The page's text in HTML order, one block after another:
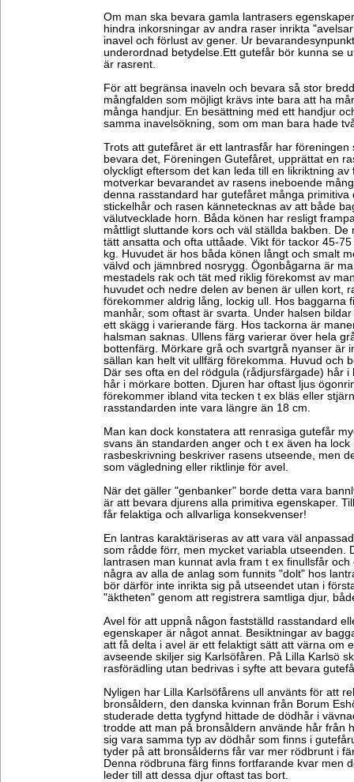
Om man ska bevara gamla lantrasers
hindra inkorsningar av andra raser inrikta
inavel och förlust av gener. Ur
underordnad betydelse.Ett gutefår bör kunna se
är rasrent.
För att begränsa inaveln och bevara så stor
mångfalden som möjligt krävs inte bara att ha
många handjur. En besättning med ett handjur
samma inavelsökning, som om man bara hade
Trots att gutefåret är ett lantrasfår har föreningen
bevara det, Föreningen Gutefåret, upprättat en
olyckligt eftersom det kan leda till en likriktning
motverkar bevarandet av rasens ineboende
denna rasstandard har gutefåret många primitiva
stickelhår och rasen kännetecknas av att både
välutvecklade horn. Båda könen har resligt
måttligt sluttande kors och väl ställda bakben.
tätt ansatta och ofta uttåade. Vikt för tackor 45-
kg. Huvudet är hos båda könen långt och smalt
välvd och jämnbred nosrygg. Ögonbågarna är
mestadels rak och tät med riklig förekomst av
huvudet och nedre delen av benen är ullen kort,
förekommer aldrig lång, lockig ull. Hos baggarna
manhår, som oftast är svarta. Under halsen
ett skägg i varierande färg. Hos tackorna är
halsman saknas. Ullens färg varierar över hela
bottenfärg. Mörkare grå och svartgrå nyanser är
sällan kan helt vit ullfärg förekomma. Huvud och
Där ses ofta en del rödgula (rådjursfärgade) hår
hår i mörkare botten. Djuren har oftast ljus
förekommer ibland vita tecken t ex bläs eller
rasstandarden inte vara längre än 18 cm.
Man kan dock konstatera att renrasiga gutefår
svans än standarden anger och t ex även ha lock
rasbeskrivning beskriver rasens utseende, men
som vägledning eller riktlinje för avel.
När det gäller "genbanker" borde detta vara
är att bevara djurens alla primitiva egenskaper.
får felaktiga och allvarliga konsekvenser!
En lantras karaktäriseras av att vara väl
som rådde förr, men mycket variabla utseenden.
lantrasen man kunnat avla fram t ex finullsfår
några av alla de anlag som funnits "dolt" hos
bör därför inte inrikta sig på utseendet utan i
"äktheten" genom att registrera samtliga djur,
Avel för att uppnå någon fastställd rasstandard
egenskaper är något annat. Besiktningar av
att få delta i avel är ett felaktigt sätt att värna om
avseende skiljer sig Karlsöfåren. På Lilla Karlsö
rasförädling utan bedrivas i syfte att bevara
Nyligen har Lilla Karlsöfårens ull använts för att
bronsåldern, den danska kvinnan från Borum
studerade detta tygfynd hittade de dödhår i
trodde att man på bronsåldern använde hår från
sig vara samma typ av dödhår som finns i
tyder på att bronsålderns får var mer rödbrunt i
Denna rödbruna färg finns fortfarande kvar men
leder till att dessa djur oftast tas bort.